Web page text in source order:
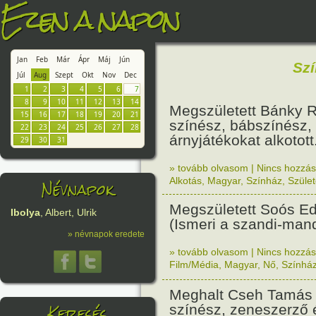
Ezen a napon
Jan Feb Már Ápr Máj
Jún
Júl
Aug Szept Okt Nov
Dec
1
2 3 4 5 6
7
8
9 10 11 12 13
14
15
16 17 18 19 20
21
22
23 24 25 26 27
28
29
30 31
Névnapok
Ibolya, Albert, Ulrik
» névnapok eredete
Megszületett Bánky
színész, bábszínész,
árnyjátékokat
» tovább olvasom | Nincs
Alkotás Magyar, Színház
Megszületett Soós
(Ismeri a szandi-
» tovább olvasom | Nincs
Film/Média
Magyar, Nő
Meghalt Cseh
színész, zeneszerző